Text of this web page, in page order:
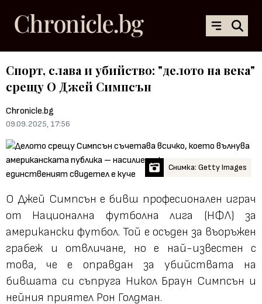
Спорт, слава и убийство: "делото на века"
срещу О Джей Симпсън
Chronicle.bg
09.09.2025, 17:56
Снимка: Getty Images
О Джей Симпсън е бивш професионален играч
от Национална футболна лига (НФЛ) за
американски футбол. Той е осъден за въоръжен
грабеж и отвличане, но е най-известен с
това, че е оправдан за убийствата на
бившата си съпруга Никол Браун Симпсън и
нейния приятел Рон Голдман.